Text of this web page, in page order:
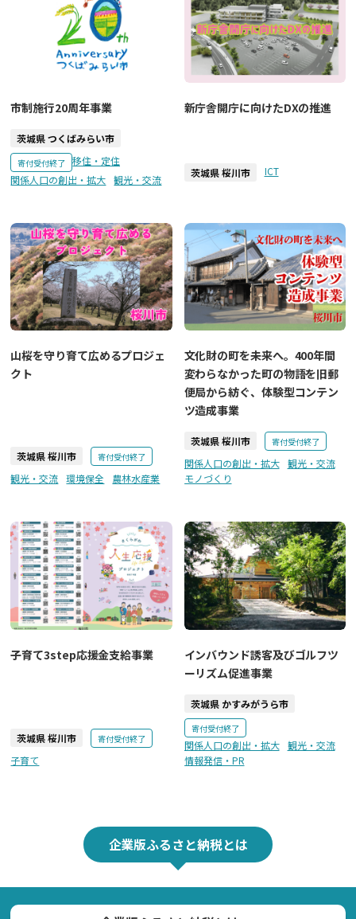
市制施行20周年事業
茨城県 つくばみらい市
寄付受付終了
移住・定住
関係人口の創出・拡大
観光・交流
新庁舎開庁に向けたDXの推進
茨城県 桜川市 ICT
山桜を守り育て広めるプロジェ
クト
茨城県 桜川市 寄付受付終了
観光・交流 環境保全 農林水産業
文化財の町を未来へ。400年間
変わらなかった町の物語を旧郵
便局から紡ぐ、体験型コンテン
ツ造成事業
茨城県 桜川市 寄付受付終了
関係人口の創出・拡大
観光・交流
モノづくり
子育て3step応援金支給事業
茨城県 桜川市 寄付受付終了
子育て
インバウンド誘客及びゴルフツ
ーリズム促進事業
茨城県 かすみがうら市
寄付受付終了
関係人口の創出・拡大
観光・交流
情報発信・PR
企業版ふるさと納税とは